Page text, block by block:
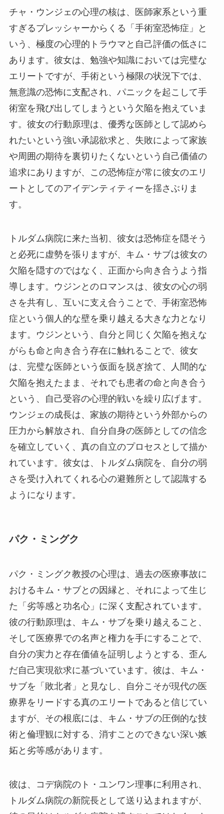
チャ・ウンジェの心理の核は、医師家系という重
すぎるプレッシャーからくる「手術室恐怖症」と
いう、極度の心理的トラウマと自己評価の低さに
あります。彼女は、勉強や知識においては完璧な
エリートですが、手術という極限の状況下では、
無意識の恐怖に支配され、パニックを起こして手
術室を飛び出してしまうという欠陥を抱えていま
す。彼女の行動原理は、優秀な医師として認めら
れたいという強い承認欲求と、失敗によって家族
や周囲の期待を裏切りたくないという自己価値の
追求にありますが、この恐怖症が常に彼女のエリ
ートとしてのアイデンティティーを揺さぶりま
す。
トルダム病院に来た当初、彼女は恐怖症を隠そう
と必死に虚勢を張りますが、キム・サブは彼女の
欠陥を隠すのではなく、正面から向き合うよう指
導します。ウジンとのロマンスは、彼女の心の弱
さを共有し、互いに支え合うことで、手術室恐怖
症という個人的な壁を乗り越える大きな力となり
ます。ウジンという、自分と同じく欠陥を抱えな
がらも命と向き合う存在に触れることで、彼女
は、完璧な医師という仮面を脱ぎ捨て、人間的な
欠陥を抱えたまま、それでも患者の命と向き合う
という、自己受容の心理的戦いを繰り広げます。
ウンジェの成長は、家族の期待という外部からの
圧力から解放され、自分自身の医師としての信念
を確立していく、真の自立のプロセスとして描か
れています。彼女は、トルダム病院を、自分の弱
さを受け入れてくれる心の避難所として認識する
ようになります。
パク・ミングク
パク・ミングク教授の心理は、過去の医療事故に
おけるキム・サブとの因縁と、それによって生じ
た「劣等感と功名心」に深く支配されています。
彼の行動原理は、キム・サブを乗り越えること、
そして医療界での名声と権力を手にすることで、
自分の実力と存在価値を証明しようとする、歪ん
だ自己実現欲求に基づいています。彼は、キム・
サブを「敗北者」と見なし、自分こそが現代の医
療界をリードする真のエリートであると信じてい
ますが、その根底には、キム・サブの圧倒的な技
術と倫理観に対する、消すことのできない深い嫉
妬と劣等感があります。
彼は、コデ病院のト・ユンワン理事に利用され、
トルダム病院の新院長として送り込まれますが、